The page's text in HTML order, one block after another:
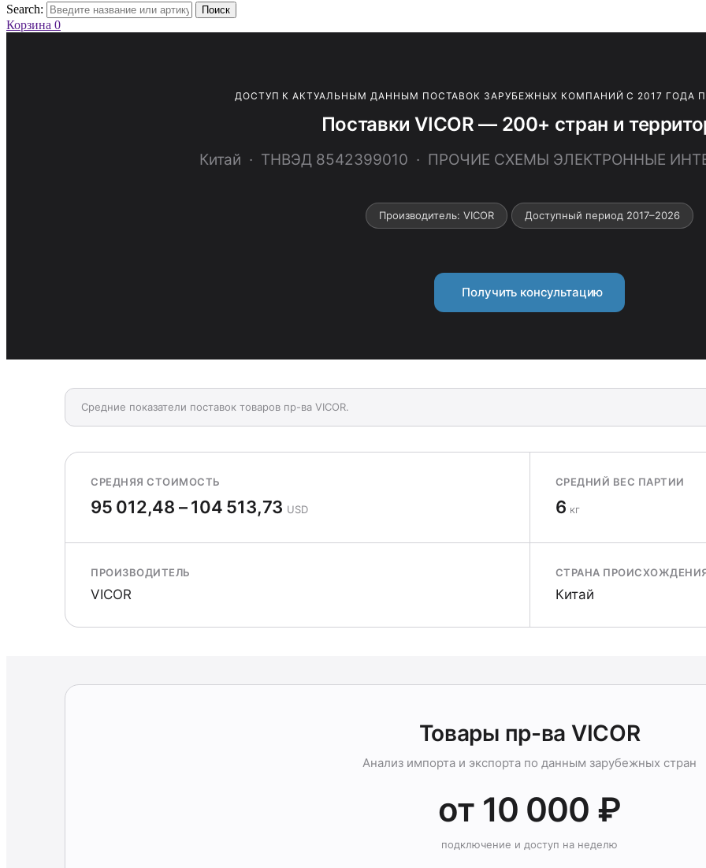
Search:
Поиск
Корзина 0
ДОСТУП К АКТУАЛЬНЫМ ДАННЫМ ПОСТАВОК ЗАРУБЕЖНЫХ КОМПАНИЙ С 2017 ГОДА
Поставки VICOR — 200+ стран и
Китай · ТНВЭД 8542399010 · ПРОЧИЕ СХЕМЫ ЭЛЕКТРОННЫЕ
Производитель: VICOR Доступный период 2017–2026
Получить консультацию
Средние показатели поставок товаров пр-ва VICOR.
СРЕДНЯЯ СТОИМОСТЬ
95 012,48 – 104 513,73 USD
СРЕДНИЙ ВЕС ПАРТИИ
6 кг
ПРОИЗВОДИТЕЛЬ
VICOR
СТРАНА
Китай
Товары пр-ва VICOR
Анализ импорта и экспорта по данным зарубежных стран
от 10 000 ₽
подключение и доступ на неделю